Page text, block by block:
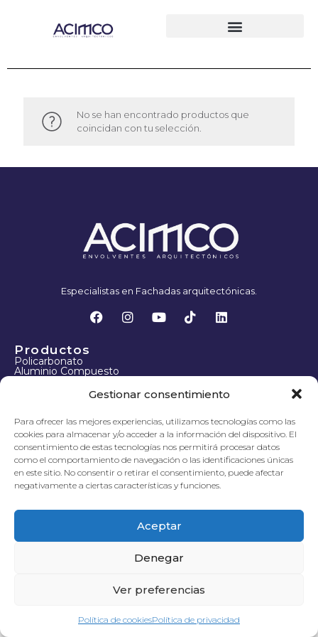
Gestionar consentimiento
Para ofrecer las mejores experiencias, utilizamos tecnologías como las
cookies para almacenar y/o acceder a la información del dispositivo. El
consentimiento de estas tecnologías nos permitirá procesar datos
como el comportamiento de navegación o las identificaciones únicas
en este sitio. No consentir o retirar el consentimiento, puede afectar
negativamente a ciertas características y funciones.
Aceptar
Denegar
Ver preferencias
Política de cookiesPolítica de privacidad
No se han encontrado productos que
coincidan con tu selección.
Especialistas en Fachadas arquitectónicas.
Productos
Policarbonato
Aluminio Compuesto
Paneles Fenólicos
Sobre Nosotros
Proyectos
Empresa
Blog
Tienda
FAQs